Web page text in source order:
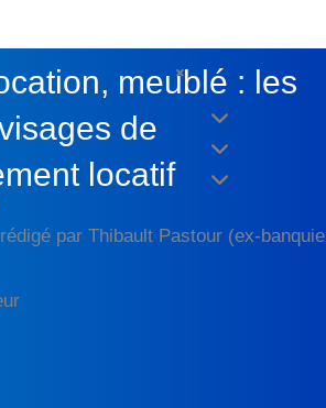
×
meublé : les
de
locatif